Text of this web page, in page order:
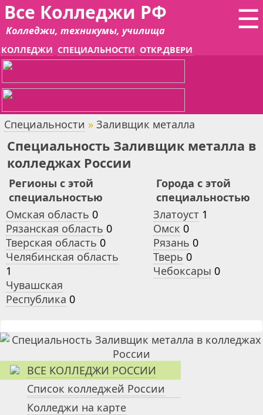
☰
Все Колледжи РФ
Колледжи, техникумы, училища
КОЛЛЕДЖИ СПЕЦИАЛЬНОСТИ ОТКР.ДВЕРИ
Специальности » Заливщик металла
Специальность Заливщик металла в
колледжах России
Регионы с этой
специальностью
Омская область 0
Рязанская область 0
Тверская область 0
Челябинская область
1
Чувашская
Республика 0
Города с этой
специальностью
Златоуст 1
Омск 0
Рязань 0
Тверь 0
Чебоксары 0
ВСЕ КОЛЛЕДЖИ РОССИИ
Список колледжей России
Колледжи на карте